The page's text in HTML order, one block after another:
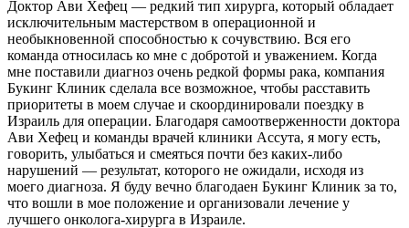
Доктор Ави Хефец — редкий тип хирурга, который обладает
исключительным мастерством в операционной и
необыкновенной способностью к сочувствию. Вся его
команда относилась ко мне с добротой и уважением. Когда
мне поставили диагноз очень редкой формы рака, компания
Букинг Клиник сделала все возможное, чтобы расставить
приоритеты в моем случае и скоординировали поездку в
Израиль для операции. Благодаря самоотверженности доктора
Ави Хефец и команды врачей клиники Ассута, я могу есть,
говорить, улыбаться и смеяться почти без каких-либо
нарушений — результат, которого не ожидали, исходя из
моего диагноза. Я буду вечно благодаен Букинг Клиник за то,
что вошли в мое положение и организовали лечение у
лучшего онколога-хирурга в Израиле.